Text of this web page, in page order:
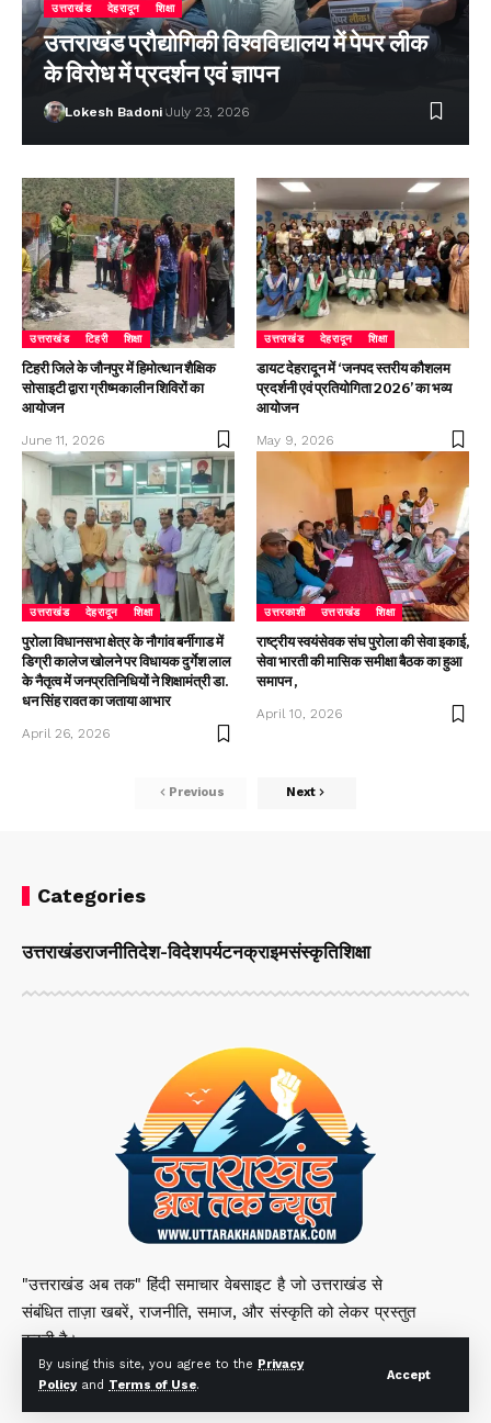
By using this site, you agree to the Privacy
Policyand Terms of Use.
Accept
उत्तराखंड देहरादून शिक्षा
उत्तराखंड प्रौद्योगिकी विश्वविद्यालय में पेपर लीक
के विरोध में प्रदर्शन एवं ज्ञापन
Lokesh Badoni July 23, 2026
उत्तराखंड टिहरी शिक्षा
टिहरी जिले के जौनपुर में हिमोत्थान शैक्षिक
सोसाइटी द्वारा ग्रीष्मकालीन शिविरों का
आयोजन
June 11, 2026
उत्तराखंड देहरादून शिक्षा
डायट देहरादून में ‘जनपद स्तरीय कौशलम
प्रदर्शनी एवं प्रतियोगिता 2026’ का भव्य
आयोजन
May 9, 2026
उत्तराखंड देहरादून शिक्षा
पुरोला विधानसभा क्षेत्र के नौगांव बर्नीगाड में
डिग्री कालेज खोलने पर विधायक दुर्गेश लाल
के नैतृत्व में जनप्रतिनिधियों ने शिक्षामंत्री डा.
धन सिंह रावत का जताया आभार
April 26, 2026
उत्तरकाशी उत्तराखंड शिक्षा
राष्ट्रीय स्वयंसेवक संघ पुरोला की सेवा इकाई,
सेवा भारती की मासिक समीक्षा बैठक का हुआ
समापन ,
April 10, 2026
Previous Next
Categories
उत्तराखंडराजनीतिदेश-विदेशपर्यटनक्राइमसंस्कृतिशिक्षा
"उत्तराखंड अब तक" हिंदी समाचार वेबसाइट है जो उत्तराखंड से
संबंधित ताज़ा खबरें, राजनीति, समाज, और संस्कृति को लेकर प्रस्तुत
करती है।